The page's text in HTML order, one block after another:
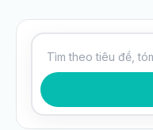
Tìm kiếm bài viết